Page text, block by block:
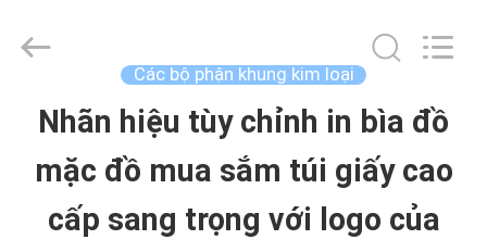
NHÀ
LuoX
Electric
Developed
Các bộ phận khung kim loại
Nhãn hiệu tùy chỉnh in bìa đồ
mặc đồ mua sắm túi giấy cao
cấp sang trọng với logo của